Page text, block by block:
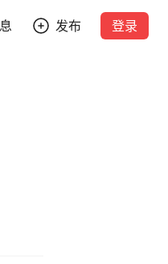
发布 登录